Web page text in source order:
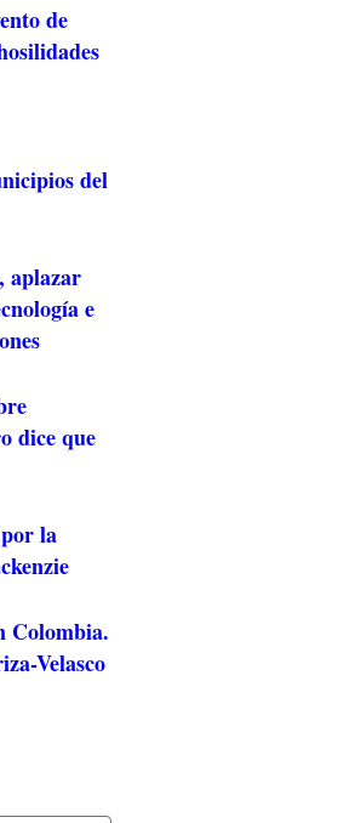
de
del
aplazar
e
dice que
la
Colombia.
Velasco